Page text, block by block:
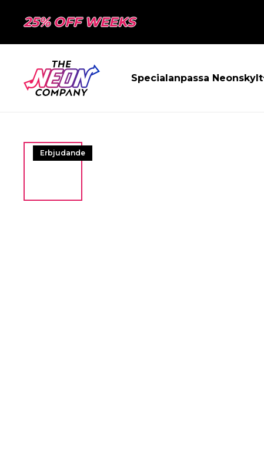
25% OFF WEEKS
Specialanpassa Neonskylt
Erbjudande